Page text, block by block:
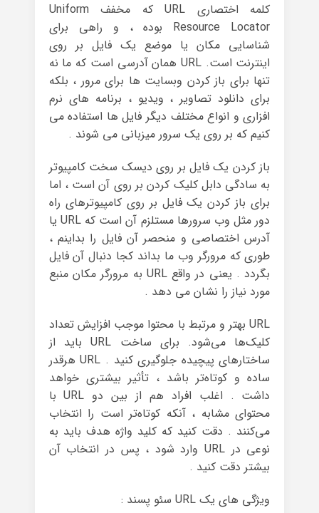
کلمه اختصاری URL که مخفف Uniform
Resource Locator بوده ، و راهی برای
شناسایی مکان یا موضع یک فایل بر روی
اینترنت است. URL همان آدرسی است که ما نه
تنها برای باز کردن وبسایت ها برای مرور ، بلکه
برای دانلود تصاویر ، ویدیو ، برنامه های نرم
افزاری و انواع مختلف دیگر فایل ها استفاده می
کنیم که بر روی یک سرور میزبانی می شوند .
باز کردن یک فایل بر روی دیسک سخت کامپیوتر
به سادگی دابل کلیک کردن بر روی آن است ، اما
برای باز کردن یک فایل بر روی کامپیوترهای راه
دور مثل وب سرورها مستلزم آن است که URL یا
آدرس اختصاصی و منحصر آن فایل را بداینم ،
طوری که مرورگر وب ما بداند کجا دنبال آن فایل
بگردد . یعنی در واقع URL به مرورگر مکان منبع
مورد نیاز را نشان می دهد .
URL بهتر و مرتبط با محتوا موجب افزایش تعداد
کلیک‌ها می‌شود. برای ساخت URL باید از
ساختارهای پیچیده جلوگیری کنید . URL هرقدر
ساده و کوتاه‌تر باشد ، تأثیر بیشتری خواهد
داشت . اغلب افراد هم از بین دو URL با
محتوای مشابه ، آنکه کوتاه‌تر است را انتخاب
می‌کنند . دقت کنید که کلید واژه هدف باید به
نوعی در URL وارد شود ، پس در انتخاب آن
بیشتر دقت کنید .
ویژگی های یک URL سئو پسند :